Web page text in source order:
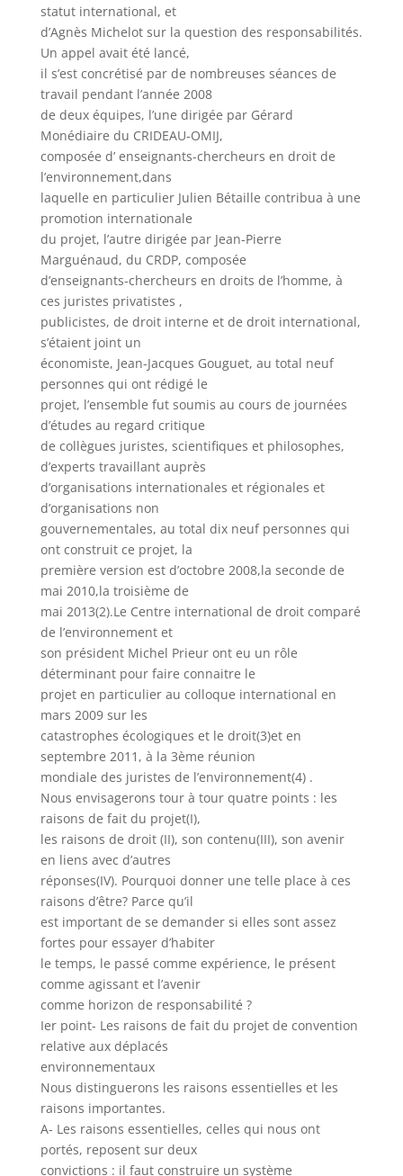
statut international, et
d’Agnès Michelot sur la question des responsabilités.
Un appel avait été lancé,
il s’est concrétisé par de nombreuses séances de
travail pendant l’année 2008
de deux équipes, l’une dirigée par Gérard
Monédiaire du CRIDEAU-OMIJ,
composée d’ enseignants-chercheurs en droit de
l’environnement,dans
laquelle en particulier Julien Bétaille contribua à une
promotion internationale
du projet, l’autre dirigée par Jean-Pierre
Marguénaud, du CRDP, composée
d’enseignants-chercheurs en droits de l’homme, à
ces juristes privatistes ,
publicistes, de droit interne et de droit international,
s’étaient joint un
économiste, Jean-Jacques Gouguet, au total neuf
personnes qui ont rédigé le
projet, l’ensemble fut soumis au cours de journées
d’études au regard critique
de collègues juristes, scientifiques et philosophes,
d’experts travaillant auprès
d’organisations internationales et régionales et
d’organisations non
gouvernementales, au total dix neuf personnes qui
ont construit ce projet, la
première version est d’octobre 2008,la seconde de
mai 2010,la troisième de
mai 2013(2).Le Centre international de droit comparé
de l’environnement et
son président Michel Prieur ont eu un rôle
déterminant pour faire connaitre le
projet en particulier au colloque international en
mars 2009 sur les
catastrophes écologiques et le droit(3)et en
septembre 2011, à la 3ème réunion
mondiale des juristes de l’environnement(4) .
Nous envisagerons tour à tour quatre points : les
raisons de fait du projet(I),
les raisons de droit (II), son contenu(III), son avenir
en liens avec d’autres
réponses(IV). Pourquoi donner une telle place à ces
raisons d’être? Parce qu’il
est important de se demander si elles sont assez
fortes pour essayer d’habiter
le temps, le passé comme expérience, le présent
comme agissant et l’avenir
comme horizon de responsabilité ?
Ier point- Les raisons de fait du projet de convention
relative aux déplacés
environnementaux
Nous distinguerons les raisons essentielles et les
raisons importantes.
A- Les raisons essentielles, celles qui nous ont
portés, reposent sur deux
convictions : il faut construire un système